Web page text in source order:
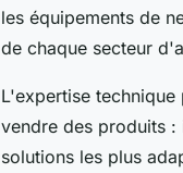
les équipements de
de chaque secteur
L'expertise
vendre des produits :
solutions les plus